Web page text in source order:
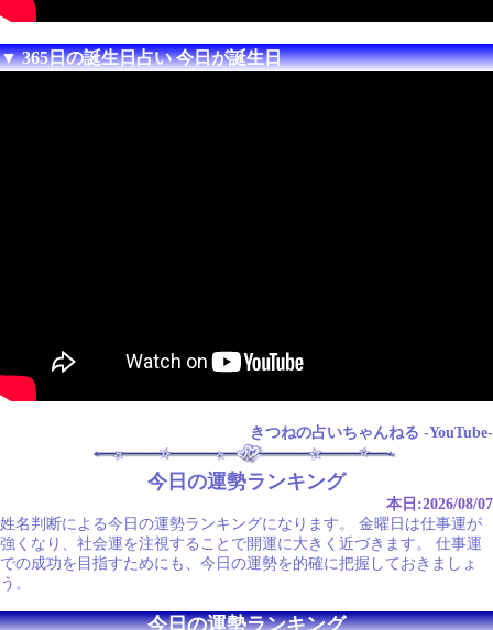
▼ 365日の誕生日占い 今日が誕生日
きつねの占いちゃんねる -YouTube-
今日の運勢ランキング
本日:2026/08/07
姓名判断による今日の運勢ランキングになります。 金曜日は仕事運が
強くなり、社会運を注視することで開運に大きく近づきます。 仕事運
での成功を目指すためにも、今日の運勢を的確に把握しておきましょ
う。
今日の運勢ランキング